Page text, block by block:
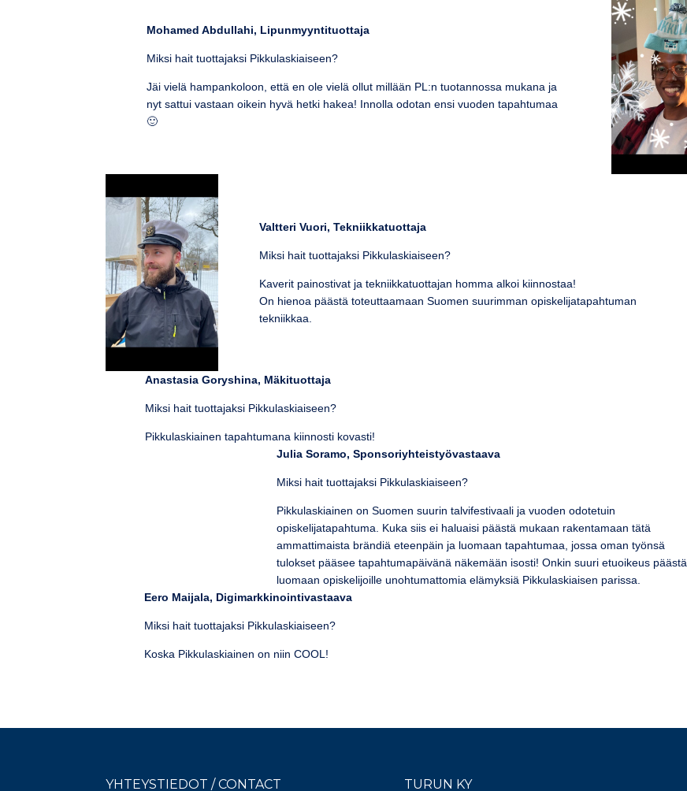
Mohamed Abdullahi, Lipunmyyntituottaja
Miksi hait tuottajaksi Pikkulaskiaiseen?
Jäi vielä hampankoloon, että en ole vielä ollut millään PL:n tuotannossa mukana ja
nyt sattui vastaan oikein hyvä hetki hakea! Innolla odotan ensi vuoden tapahtumaa
🙂
Valtteri Vuori, Tekniikkatuottaja
Miksi hait tuottajaksi Pikkulaskiaiseen?
Kaverit painostivat ja tekniikkatuottajan homma alkoi kiinnostaa!
On hienoa päästä toteuttaamaan Suomen suurimman opiskelijatapahtuman
tekniikkaa.
Anastasia Goryshina, Mäkituottaja
Miksi hait tuottajaksi Pikkulaskiaiseen?
Pikkulaskiainen tapahtumana kiinnosti kovasti!
Julia Soramo, Sponsoriyhteistyövastaava
Miksi hait tuottajaksi Pikkulaskiaiseen?
Pikkulaskiainen on Suomen suurin talvifestivaali ja vuoden odotetuin
opiskelijatapahtuma. Kuka siis ei haluaisi päästä mukaan rakentamaan tätä
ammattimaista brändiä eteenpäin ja luomaan tapahtumaa, jossa oman työnsä
tulokset pääsee tapahtumapäivänä näkemään isosti! Onkin suuri etuoikeus päästä
luomaan opiskelijoille unohtumattomia elämyksiä Pikkulaskiaisen parissa.
Eero Maijala, Digimarkkinointivastaava
Miksi hait tuottajaksi Pikkulaskiaiseen?
Koska Pikkulaskiainen on niin COOL!
YHTEYSTIEDOT / CONTACT TURUN KY